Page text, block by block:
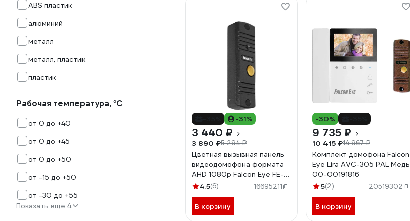
ABS пластик
алюминий
металл
металл, пластик
пластик
Рабочая температура, °С
от 0 до +40
от 0 до +45
от 0 до +50
от -15 до +50
от -30 до +55
Показать еще 4
xVoice, Олевс и др Falcon
-31%
3 440 ₽
3 890 ₽5 294 ₽
Цветная вызывная панель
видеодомофона формата
AHD 1080p Falcon Eye FE-
305HD графит 00-
4.5(6) 16695211
В корзину
-30%
9 735 ₽
10 415 ₽14 967 ₽
Комплект домофона Falcon
Eye Lira AVC-305 PAL Медь
00-00191816
5(2) 20519302
В корзину